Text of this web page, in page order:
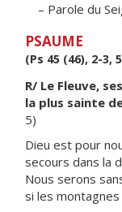
– Parole du
PSAUME
(Ps 45 (46), 2-3,
R/ Le Fleuve,
la plus sainte
5)
Dieu est pour
secours dans la
Nous serons
si les